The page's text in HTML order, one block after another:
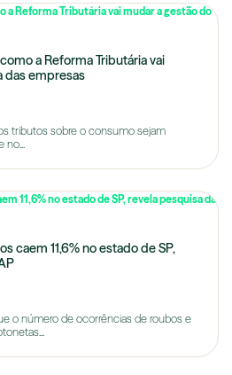
a Reforma Tributária vai
das empresas
tributos sobre o consumo sejam
caem 11,6% no estado de SP,
o número de ocorrências de roubos e